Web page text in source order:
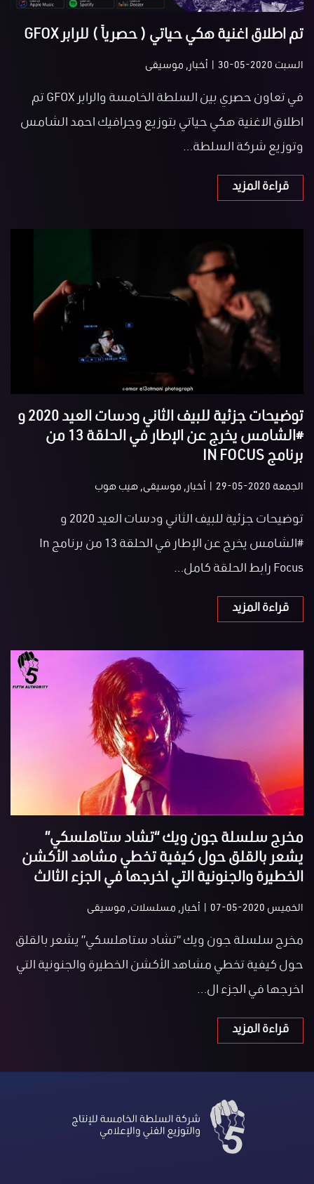
تم اطلاق اغنية هكي حياتي ( حصرياً ) للرابر GFOX
السبت 2020-05-30 | أخبار, موسيقى
في تعاون حصري بين السلطة الخامسة والرابر GFOX تم
اطلاق الاغنية هكي حياتي بتوزيع وجرافيك احمد الشامس
وتوزيع شركة السلطة…
قراءة المزيد
توضيحات جزئية للبيف الثاني ودسات العيد 2020 و
#الشامس يخرج عن الإطار في الحلقة 13 من
برنامج IN FOCUS
الجمعة 2020-05-29 | أخبار, موسيقى, هيب هوب
توضيحات جزئية للبيف الثاني ودسات العيد 2020 و
#الشامس يخرج عن الإطار في الحلقة 13 من برنامج In
Focus رابط الحلقة كامل…
قراءة المزيد
مخرج سلسلة جون ويك “تشاد ستاهلسكي”
يشعر بالقلق حول كيفية تخطي مشاهد الأكشن
الخطيرة والجنونية التي اخرجها في الجزء الثالث
الخميس 2020-05-07 | أخبار, مسلسلات, موسيقى
مخرج سلسلة جون ويك “تشاد ستاهلسكي” يشعر بالقلق
حول كيفية تخطي مشاهد الأكشن الخطيرة والجنونية التي
اخرجها في الجزء ال…
قراءة المزيد